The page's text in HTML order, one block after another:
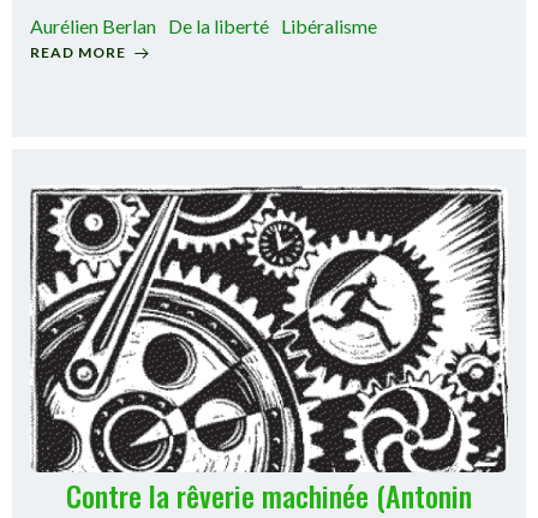
Aurélien Berlan De la liberté Libéralisme
READ MORE
Contre la rêverie machinée (Antonin